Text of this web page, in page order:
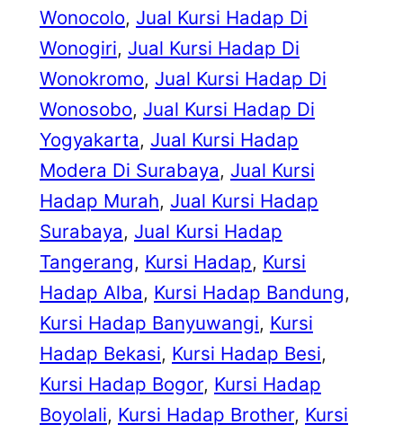
Wonocolo, Jual Kursi Hadap Di
Wonogiri, Jual Kursi Hadap Di
Wonokromo, Jual Kursi Hadap Di
Wonosobo, Jual Kursi Hadap Di
Yogyakarta, Jual Kursi Hadap
Modera Di Surabaya, Jual Kursi
Hadap Murah, Jual Kursi Hadap
Surabaya, Jual Kursi Hadap
Tangerang, Kursi Hadap, Kursi
Hadap Alba, Kursi Hadap Bandung
Kursi Hadap Banyuwangi, Kursi
Hadap Bekasi, Kursi Hadap Besi
Kursi Hadap Bogor, Kursi Hadap
Boyolali, Kursi Hadap Brother, Kursi